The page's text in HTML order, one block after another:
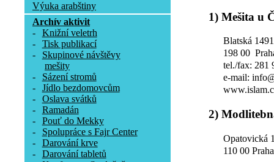
Výuka arabštiny
Archív aktivit
-
Knižní veletrh
-
Tisk publikací
-
Skupinové návštěvy
mešity
-
Sázení stromů
-
Jídlo bezdomovcům
-
Oslava svátků
-
Ramadán
-
Pouť do Mekky
-
Spolupráce s Fajr Center
-
Darování krve
-
Darování tabletů
1) Mešita u
Blatská 1491
198 00
tel./fax: 281
e-mail:
2)
Opatovická
110 00